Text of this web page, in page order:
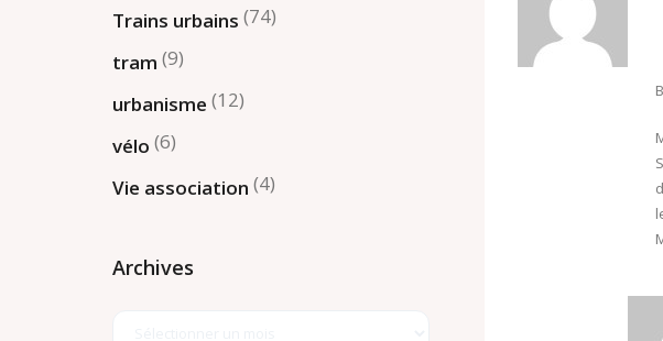
Trains urbains (74)
tram (9)
urbanisme (12)
vélo (6)
Vie association (4)
Archives